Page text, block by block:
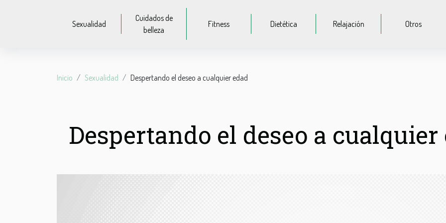
Sexualidad
Cuidados de
belleza
Fitness Dietética Relajación Otros
Inicio Sexualidad Despertando el deseo a cualquier edad
Despertando el deseo a cualquier